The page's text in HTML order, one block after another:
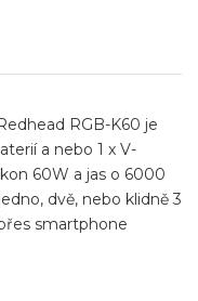
RGB-K60 je
a nebo 1 x V-
60W a jas o 6000
dvě, nebo klidně 3
smartphone